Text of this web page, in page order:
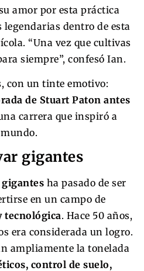
amor por esta práctica
dentro de esta
“Una vez que cultivas
siempre”, confesó Ian.
con un tinte emotivo:
de Stuart Paton antes
carrera que inspiró a
gigantes
gigantes ha pasado de ser
en un campo de
tecnológica. Hace 50 años,
era considerada un logro.
ampliamente la tonelada
control de suelo,